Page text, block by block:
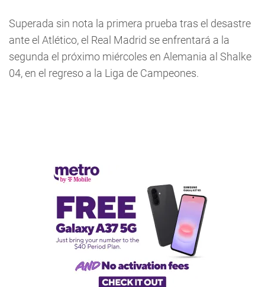
Superada sin nota la primera prueba tras el desastre
ante el Atlético, el Real Madrid se enfrentará a la
segunda el próximo miércoles en Alemania al Shalke
04, en el regreso a la Liga de Campeones.